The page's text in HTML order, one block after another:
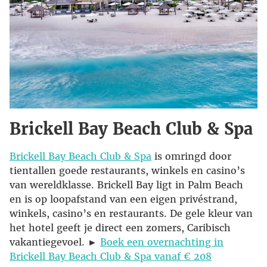
Brickell Bay Beach Club & Spa
Brickell Bay Beach Club & Spa is omringd door
tientallen goede restaurants, winkels en casino’s
van wereldklasse. Brickell Bay ligt in Palm Beach
en is op loopafstand van een eigen privéstrand,
winkels, casino’s en restaurants. De gele kleur van
het hotel geeft je direct een zomers, Caribisch
vakantiegevoel. ► Boek een overnachting in
Brickell Bay Beach Club & Spa vanaf € 208